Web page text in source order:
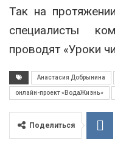
Так на
специалисты
проводят «Уроки
Анастасия Добрынина
онлайн-проект «ВодаЖизнь»
Поделиться